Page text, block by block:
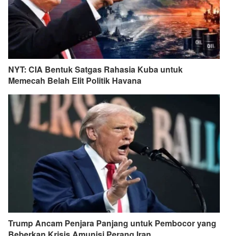
NYT: CIA Bentuk Satgas Rahasia Kuba untuk
Memecah Belah Elit Politik Havana
Trump Ancam Penjara Panjang untuk Pembocor yang